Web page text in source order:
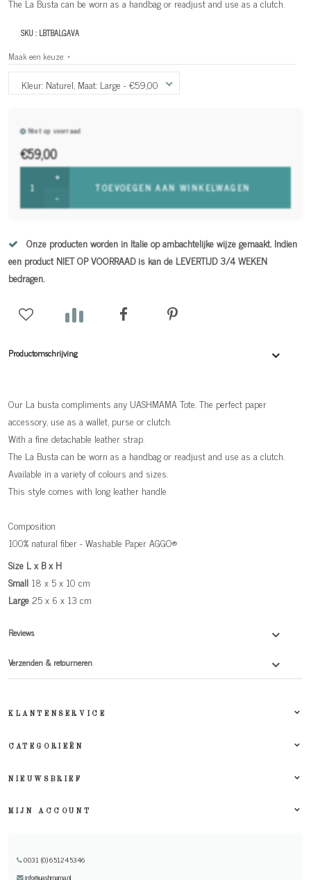
The La Busta can be worn as a handbag or readjust and use as a clutch.
SKU : LBTBALGAVA
Maak een keuze: *
Kleur: Naturel, Maat: Large - €59,00
Niet op voorraad
€59,00
+
-
TOEVOEGEN AAN WINKELWAGEN
Onze producten worden in Italie op ambachtelijke wijze gemaakt. Indien
een product NIET OP VOORRAAD is kan de LEVERTIJD 3/4 WEKEN
bedragen.
Productomschrijving
Our La busta compliments any UASHMAMA Tote. The perfect paper
accessory, use as a wallet, purse or clutch.
With a fine detachable leather strap.
The La Busta can be worn as a handbag or readjust and use as a clutch.
Available in a variety of colours and sizes.
This style comes with long leather handle
Composition
100% natural fiber - Washable Paper AGGO®
Size L x B x H
Small 18 x 5 x 10 cm
Large25 x 6 x 13 cm
Reviews
Verzenden & retourneren
KLANTENSERVICE
CATEGORIEËN
NIEUWSBRIEF
MIJN ACCOUNT
0031 (0) 651245346
info@uashmama.nl